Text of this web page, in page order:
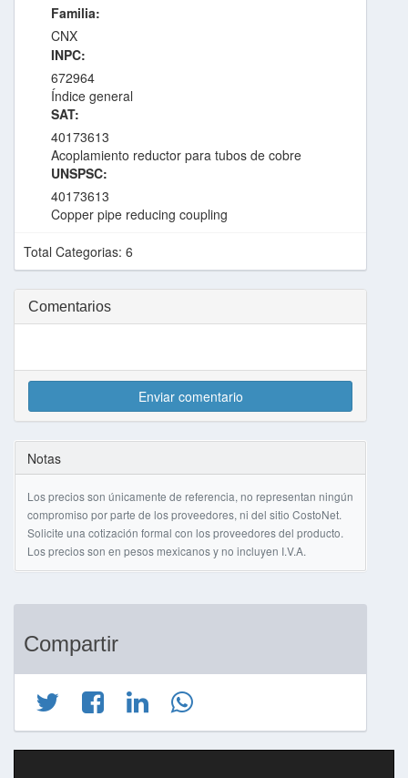
Familia:
CNX
INPC:
672964
Índice general
SAT:
40173613
Acoplamiento reductor para tubos de cobre
UNSPSC:
40173613
Copper pipe reducing coupling
Total Categorias: 6
Comentarios
Enviar comentario
Notas
Los precios son únicamente de referencia, no representan ningún
compromiso por parte de los proveedores, ni del sitio CostoNet.
Solicite una cotización formal con los proveedores del producto.
Los precios son en pesos mexicanos y no incluyen I.V.A.
Compartir